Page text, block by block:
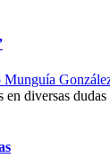
Munguía
diversas